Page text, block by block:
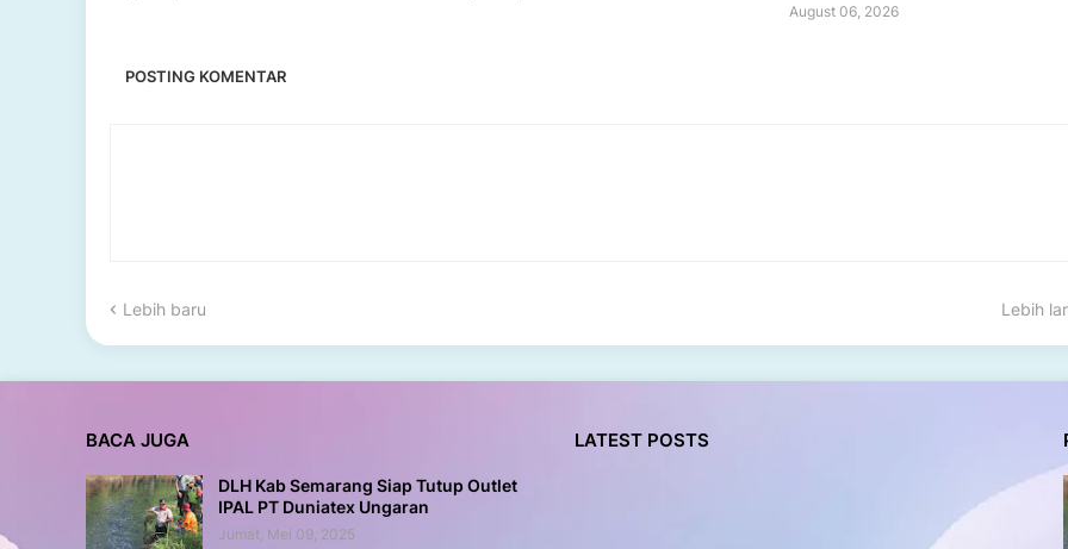
August 06, 2026
POSTING KOMENTAR
Lebih baru Lebih
BACA JUGA
DLH Kab Semarang Siap Tutup Outlet
IPAL PT Duniatex Ungaran
Jumat, Mei 09, 2025
LATEST POSTS